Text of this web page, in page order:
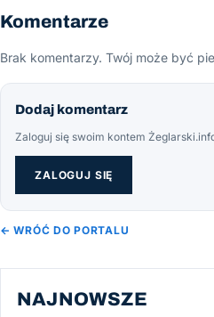
Komentarze
Brak komentarzy. Twój może być
Dodaj komentarz
Zaloguj się swoim kontem
ZALOGUJ SIĘ
← WRÓĆ DO PORTALU
NAJNOWSZE